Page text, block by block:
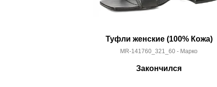
Туфли женские (100% Кожа)
MR-141760_321_60 - Марко
Закончился